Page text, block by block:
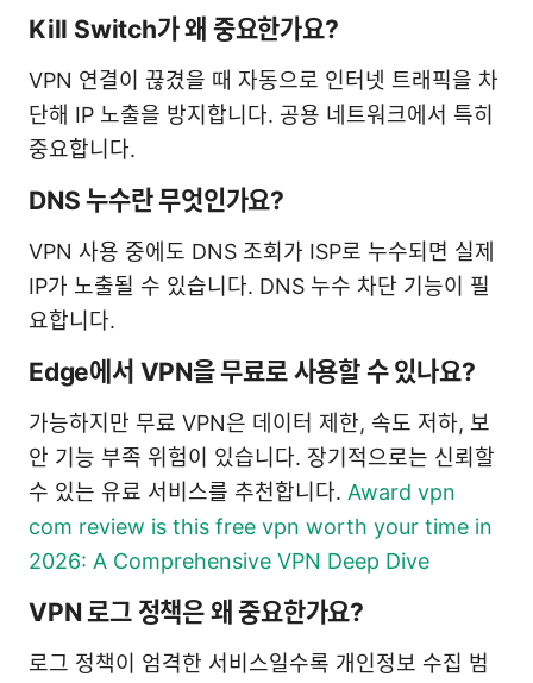
Kill Switch가 왜 중요한가요?
VPN 연결이 끊겼을 때 자동으로 인터넷 트래픽을 차
단해 IP 노출을 방지합니다. 공용 네트워크에서 특히
중요합니다.
DNS 누수란 무엇인가요?
VPN 사용 중에도 DNS 조회가 ISP로 누수되면 실제
IP가 노출될 수 있습니다. DNS 누수 차단 기능이 필
요합니다.
Edge에서 VPN을 무료로 사용할 수 있나요?
가능하지만 무료 VPN은 데이터 제한, 속도 저하, 보
안 기능 부족 위험이 있습니다. 장기적으로는 신뢰할
수 있는 유료 서비스를 추천합니다. Award vpn
com review is this free vpn worth your time in
2026: A Comprehensive VPN Deep Dive
VPN 로그 정책은 왜 중요한가요?
로그 정책이 엄격한 서비스일수록 개인정보 수집 범